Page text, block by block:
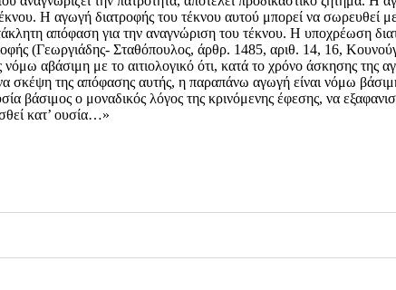
Η αγωγή διατροφής του τέκνου αυτού μπορεί να σωρευθεί
απόφαση για την αναγνώριση του τέκνου. Η υποχρέωση
(Γεωργιάδης- Σταθόπουλος, άρθρ. 1485, αριθ. 14, 16,
αβάσιμη με το αιτιολογικό ότι, κατά το χρόνο άσκησης της
σκέψη της απόφασης αυτής, η παραπάνω αγωγή είναι νόμω
βάσιμος ο μοναδικός λόγος της κρινόμενης έφεσης, να
κατ’ ουσία…»